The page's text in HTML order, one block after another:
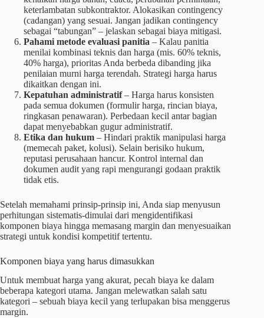
keterlambatan subkontraktor. Alokasikan contingency
(cadangan) yang sesuai. Jangan jadikan contingency
sebagai “tabungan” – jelaskan sebagai biaya mitigasi.
Pahami metode evaluasi panitia – Kalau panitia
menilai kombinasi teknis dan harga (mis. 60% teknis,
40% harga), prioritas Anda berbeda dibanding jika
penilaian murni harga terendah. Strategi harga harus
dikaitkan dengan ini.
Kepatuhan administratif– Harga harus konsisten
pada semua dokumen (formulir harga, rincian biaya,
ringkasan penawaran). Perbedaan kecil antar bagian
dapat menyebabkan gugur administratif.
Etika dan hukum – Hindari praktik manipulasi harga
(memecah paket, kolusi). Selain berisiko hukum,
reputasi perusahaan hancur. Kontrol internal dan
dokumen audit yang rapi mengurangi godaan praktik
tidak etis.
Setelah memahami prinsip-prinsip ini, Anda siap menyusun
perhitungan sistematis-dimulai dari mengidentifikasi
komponen biaya hingga memasang margin dan menyesuaikan
strategi untuk kondisi kompetitif tertentu.
Komponen biaya yang harus dimasukkan
Untuk membuat harga yang akurat, pecah biaya ke dalam
beberapa kategori utama. Jangan melewatkan salah satu
kategori – sebuah biaya kecil yang terlupakan bisa menggerus
margin.